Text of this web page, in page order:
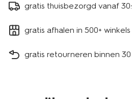
gratis thuisbezorgd vanaf
gratis afhalen in 500+ winkels
gratis retourneren binnen